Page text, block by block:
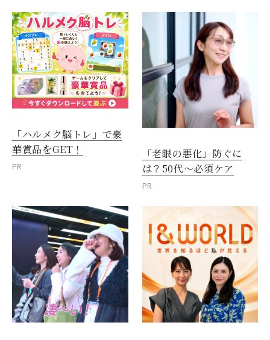
「ハルメク脳トレ」で豪
華賞品をGET！
PR
「老眼の悪化」防ぐに
は？50代～必須ケア
PR